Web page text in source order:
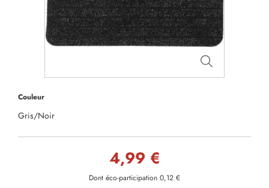
Couleur
Gris/Noir
4,99 €
Dont éco-participation 0,12 €